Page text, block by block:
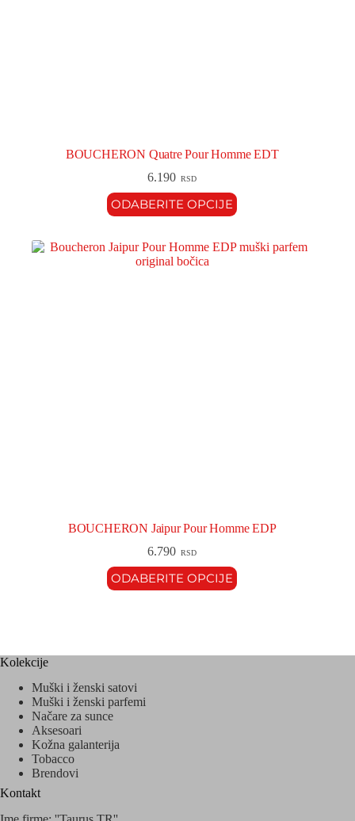
BOUCHERON Quatre Pour Homme EDT
6.190 RSD
ODABERITE OPCIJE
BOUCHERON Jaipur Pour Homme EDP
6.790 RSD
ODABERITE OPCIJE
Kolekcije
Muški i ženski satovi
Muški i ženski parfemi
Načare za sunce
Aksesoari
Kožna galanterija
Tobacco
Brendovi
Kontakt